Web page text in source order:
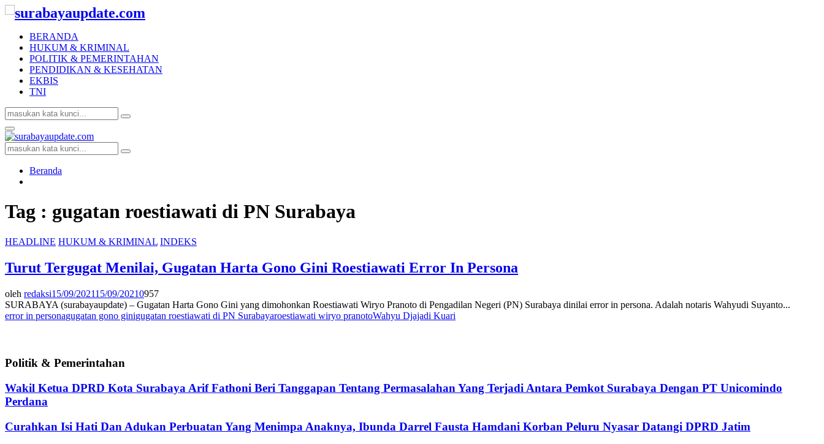
BERANDA
HUKUM & KRIMINAL
POLITIK & PEMERINTAHAN
PENDIDIKAN & KESEHATAN
EKBIS
TNI
Search
for:
Search
Facebook
Twitter
Youtube
Primary
Menu
Search
for:
Search
Beranda
Tag : gugatan roestiawati di PN Surabaya
HEADLINE HUKUM & KRIMINAL INDEKS
Turut Tergugat Menilai, Gugatan Harta Gono Gini Roestiawati Error In Persona
oleh redaksi15/09/202115/09/20210957
SURABAYA (surabayaupdate) – Gugatan Harta Gono Gini yang dimohonkan Roestiawati Wiryo Pranoto di Pengadilan Negeri (PN) Surabaya dinilai error in persona. Adalah notaris Wahyudi Suyanto...
error in personagugatan gono ginigugatan roestiawati di PN Surabayaroestiawati wiryo pranotoWahyu Djajadi Kuari
Politik & Pemerintahan
Wakil Ketua DPRD Kota Surabaya Arif Fathoni Beri Tanggapan Tentang Permasalahan Yang Terjadi Antara Pemkot Surabaya Dengan PT Unicomindo
Perdana
Curahkan Isi Hati Dan Adukan Perbuatan Yang Menimpa Anaknya, Ibunda Darrel Fausta Hamdani Korban Peluru Nyasar Datangi DPRD Jatim